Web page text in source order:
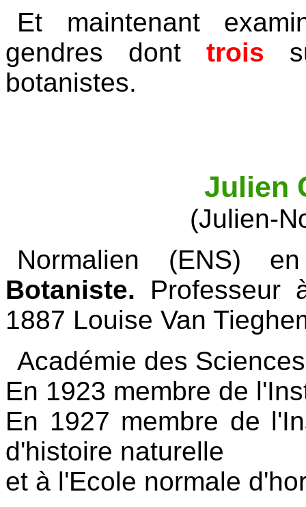
Et maintenant
gendres donttrois
botanistes.
Julien
(Julien-
Normalien (ENS)
Botaniste. Professeur
1887 Louise Van
Académie des
En 1923 membre de
En 1927 membre de
d'histoire naturelle
et à l'Ecole normale